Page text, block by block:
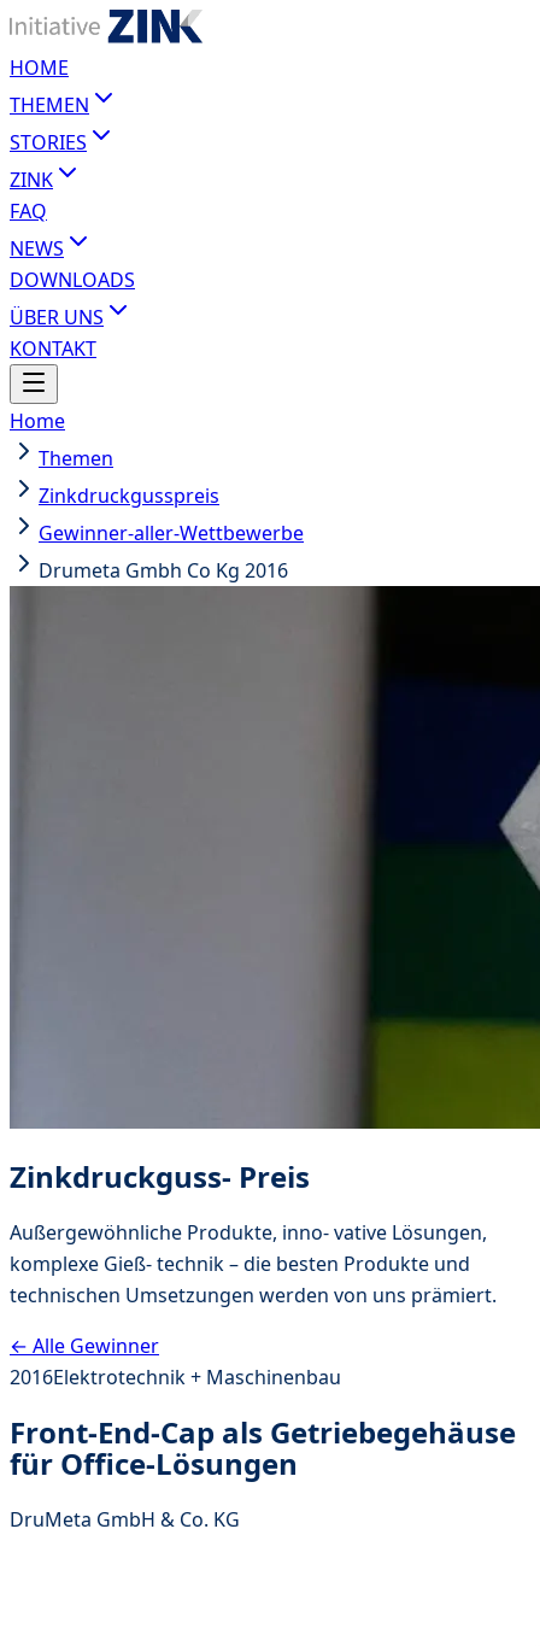
HOME
THEMEN
STORIES
ZINK
FAQ
NEWS
DOWNLOADS
ÜBER UNS
KONTAKT
Home
Themen
Zinkdruckgusspreis
Gewinner-aller-Wettbewerbe
Drumeta Gmbh Co Kg 2016
Zinkdruckguss- Preis
Außergewöhnliche Produkte, inno- vative Lösungen,
komplexe Gieß- technik – die besten Produkte und
technischen Umsetzungen werden von uns prämiert.
← Alle Gewinner
2016Elektrotechnik + Maschinenbau
Front-End-Cap als Getriebegehäuse
für Office-Lösungen
DruMeta GmbH & Co. KG